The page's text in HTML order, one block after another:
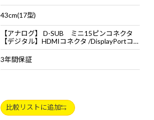
43cm(17型)
【アナログ】 D-SUB ミニ15ピンコネクタ
【デジタル】HDMIコネクタ /DisplayPortコネクタ
3年間保証
比較リストに追加